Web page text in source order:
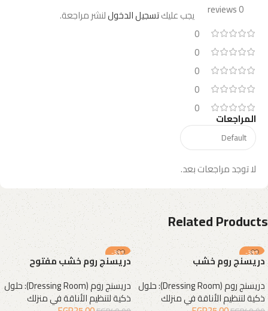
0 reviews
0
0
0
0
0
المراجعات
لا توجد مراجعات بعد.
يجب عليكتسجيل الدخوللنشر مراجعة.
Related Products
-38%
دريسنج روم خشب
دريسنج روم (Dressing Room): حلول
ذكية لتنظيم الأناقة في منزلك
-38%
دريسنج روم خشب مفتوح
دريسنج روم (Dressing Room): حلول
ذكية لتنظيم الأناقة في منزلك